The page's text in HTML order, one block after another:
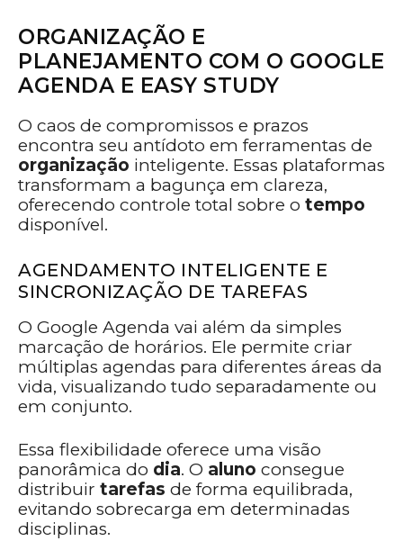
ORGANIZAÇÃO E
PLANEJAMENTO COM O GOOGLE
AGENDA E EASY STUDY
O caos de compromissos e prazos
encontra seu antídoto em ferramentas de
organização inteligente. Essas plataformas
transformam a bagunça em clareza,
oferecendo controle total sobre o tempo
disponível.
AGENDAMENTO INTELIGENTE E
SINCRONIZAÇÃO DE TAREFAS
O Google Agenda vai além da simples
marcação de horários. Ele permite criar
múltiplas agendas para diferentes áreas da
vida, visualizando tudo separadamente ou
em conjunto.
Essa flexibilidade oferece uma visão
panorâmica do dia. O aluno consegue
distribuir tarefas de forma equilibrada,
evitando sobrecarga em determinadas
disciplinas.